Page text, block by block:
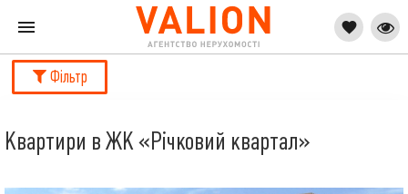
Фільтр
Квартири в ЖК «Річковий квартал»